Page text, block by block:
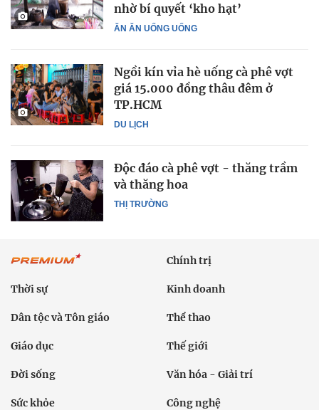
ĂN ĂN UỐNG UỐNG
nhờ bí quyết ‘kho hạt’
DU LỊCH
Ngồi kín vỉa hè uống cà phê vợt
giá 15.000 đồng thâu đêm ở
TP.HCM
THỊ TRƯỜNG
Độc đáo cà phê vợt - thăng trầm
và thăng hoa
Chính trị
Thời sự Kinh doanh
Dân tộc và Tôn giáo Thể thao
Giáo dục Thế giới
Đời sống Văn hóa - Giải trí
Sức khỏe Công nghệ